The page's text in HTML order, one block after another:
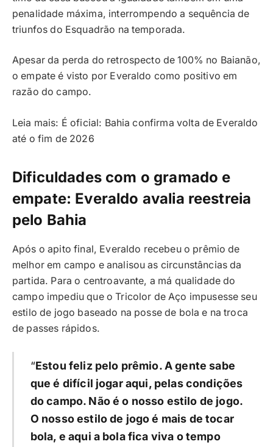
penalidade máxima, interrompendo a sequência de
triunfos do Esquadrão na temporada.
Apesar da perda do retrospecto de 100% no Baianão,
o empate é visto por Everaldo como positivo em
razão do campo.
Leia mais: É oficial: Bahia confirma volta de Everaldo
até o fim de 2026
Dificuldades com o gramado e
empate: Everaldo avalia reestreia
pelo Bahia
Após o apito final, Everaldo recebeu o prêmio de
melhor em campo e analisou as circunstâncias da
partida. Para o centroavante, a má qualidade do
campo impediu que o Tricolor de Aço impusesse seu
estilo de jogo baseado na posse de bola e na troca
de passes rápidos.
“Estou feliz pelo prêmio. A gente sabe
que é difícil jogar aqui, pelas condições
do campo. Não é o nosso estilo de jogo.
O nosso estilo de jogo é mais de tocar
bola, e aqui a bola fica viva o tempo